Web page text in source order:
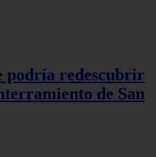
podría redescubrir
de San